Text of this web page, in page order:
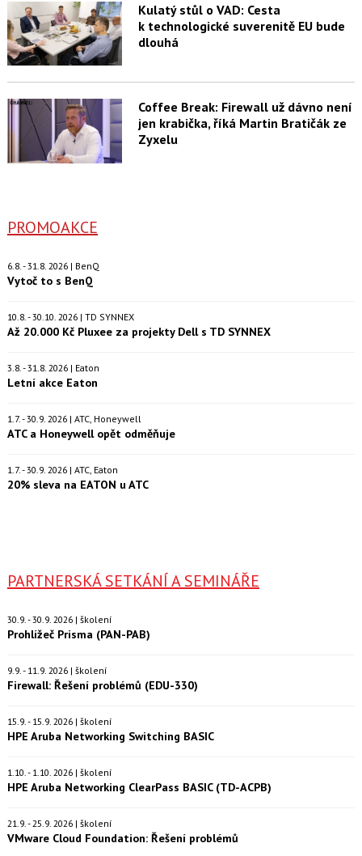
Kulatý stůl o VAD: Cesta
k technologické suverenitě EU bude
dlouhá
Coffee Break: Firewall už dávno není
jen krabička, říká Martin Bratičák ze
Zyxelu
PROMOAKCE
6.8. - 31.8. 2026 | BenQ
Vytoč to s BenQ
10.8. - 30.10. 2026 | TD SYNNEX
Až 20.000 Kč Pluxee za projekty Dell s TD SYNNEX
3.8. - 31.8. 2026 | Eaton
Letní akce Eaton
1.7. - 30.9. 2026 | ATC, Honeywell
ATC a Honeywell opět odměňuje
1.7. - 30.9. 2026 | ATC, Eaton
20% sleva na EATON u ATC
PARTNERSKÁ SETKÁNÍ A SEMINÁŘE
30.9. - 30.9. 2026 | školení
Prohlížeč Prisma (PAN-PAB)
9.9. - 11.9. 2026 | školení
Firewall: Řešení problémů (EDU-330)
15.9. - 15.9. 2026 | školení
HPE Aruba Networking Switching BASIC
1.10. - 1.10. 2026 | školení
HPE Aruba Networking ClearPass BASIC (TD-ACPB)
21.9. - 25.9. 2026 | školení
VMware Cloud Foundation: Řešení problémů